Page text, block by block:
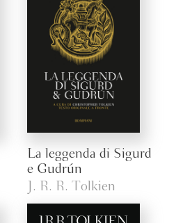
La leggenda di Sigurd
e Gudrún
J. R. R. Tolkien